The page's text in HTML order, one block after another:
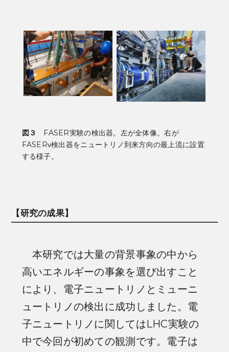
図３ FASER実験の検出器。左が全体像。右が
FASERν検出器をニュートリノ到来方向の最上流に設置
する様子。
【研究の成果】
本研究では大量の背景事象の中から
高いエネルギーの事象を選び出すこと
により、電子ニュートリノとミューニ
ュートリノの検出に成功しました。電
子ニュートリノに関してはLHC実験の
中で今回が初めての観測です。電子は